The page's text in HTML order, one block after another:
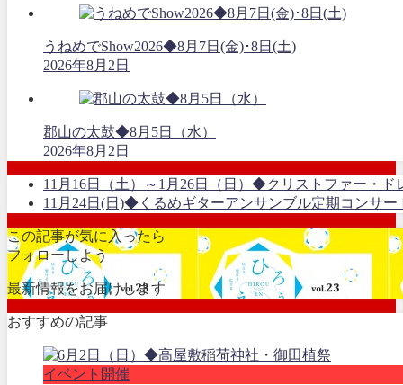
うねめでShow2026◆8月7日(金)･8日(土)
2026年8月2日
郡山の太鼓◆8月5日（水）
2026年8月2日
11月16日（土）～1月26日（日）◆クリストファー・ド
11月24日(日)◆くるめギターアンサンブル定期コンサー
この記事が気に入ったら
フォローしよう
最新情報をお届けします
おすすめの記事
イベント開催